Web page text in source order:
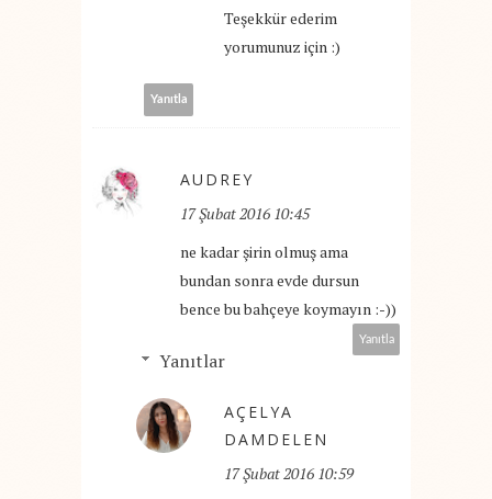
Teşekkür ederim
yorumunuz için :)
Yanıtla
AUDREY
17 Şubat 2016 10:45
ne kadar şirin olmuş ama
bundan sonra evde dursun
bence bu bahçeye koymayın :-))
Yanıtla
Yanıtlar
AÇELYA
DAMDELEN
17 Şubat 2016 10:59